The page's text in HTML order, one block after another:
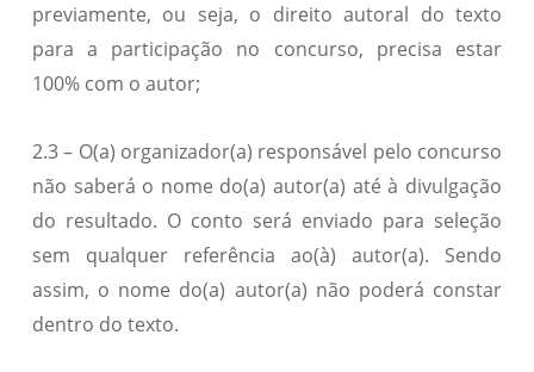
previamente, ou seja, o direito autoral do texto
para a participação no concurso, precisa estar
100% com o autor;
2.3 – O(a) organizador(a) responsável pelo concurso
não saberá o nome do(a) autor(a) até à divulgação
do resultado. O conto será enviado para seleção
sem qualquer referência ao(à) autor(a). Sendo
assim, o nome do(a) autor(a) não poderá constar
dentro do texto.